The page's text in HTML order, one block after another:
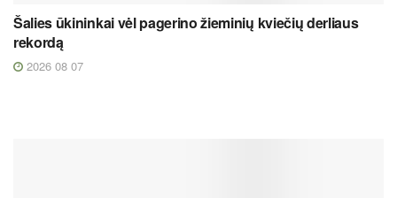
Šalies ūkininkai vėl pagerino žieminių kviečių derliaus
rekordą
2026 08 07